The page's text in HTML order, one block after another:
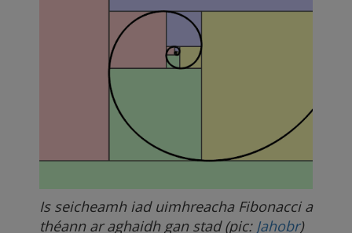
Is seicheamh iad uimhreacha Fibonacci a
théann ar aghaidh gan stad (pic: Jahobr)